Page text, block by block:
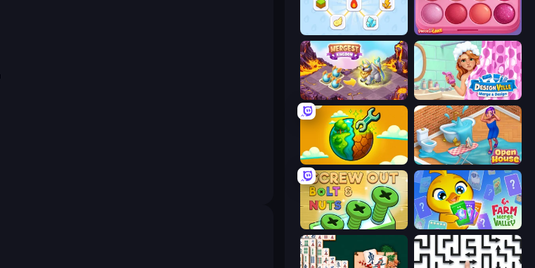
Piece of Cake: Merge and Bake
Mergest Kingdom Designville: Merge & Design
Land Explorers: Merge & Build Open House
Screw Out: Bolts and Nuts Farm Merge Valley